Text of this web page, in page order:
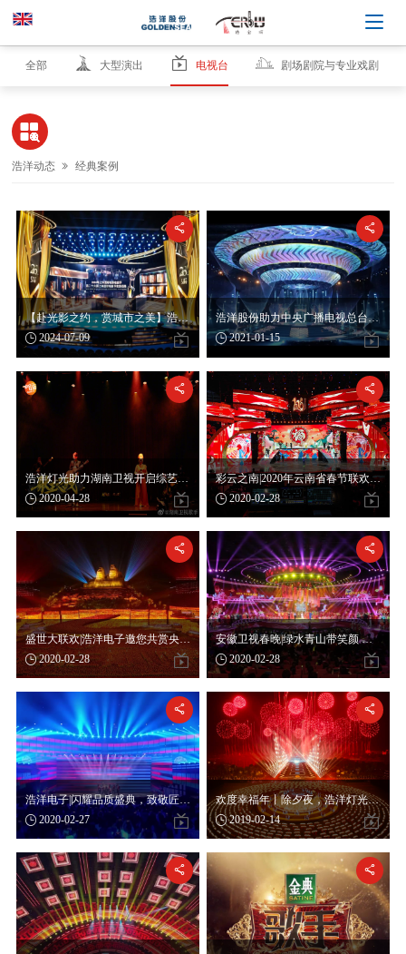
全部 大型演出 电视台 剧场剧院与专业戏剧

浩洋动态  经典案例

【赴光影之约，赏城市之美】浩洋灯光为“上海国际电影电视节”科技赋能
2024-07-09

浩洋股份助力中央广播电视总台跨年盛典
2021-01-15

浩洋灯光助力湖南卫视开启综艺节目“云录制”新模式
2020-04-28

彩云之南|2020年云南省春节联欢晚会大年初一播出
 2020-02-28

盛世大联欢|浩洋电子邀您共赏央视2020央视春晚
2020-02-28

安徽卫视春晚|绿水青山带笑颜 浩洋灯光贺团圆
2020-02-28

浩洋电子|闪耀品质盛典，致敬匠心国剧
2020-02-27

欢度幸福年丨除夕夜，浩洋灯光邀您关注2019央视春晚
2019-02-14
 